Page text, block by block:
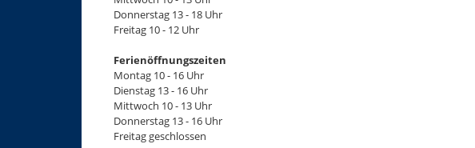
Donnerstag 13 - 18 Uhr
Freitag 10 - 12 Uhr
Ferienöffnungszeiten
Montag 10 - 16 Uhr
Dienstag 13 - 16 Uhr
Mittwoch 10 - 13 Uhr
Donnerstag 13 - 16 Uhr
Freitag geschlossen